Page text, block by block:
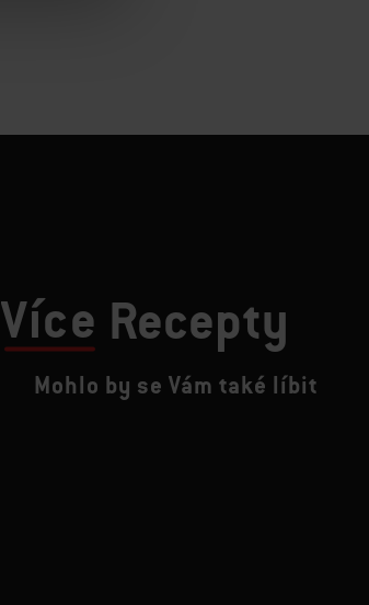
Více Recepty
Mohlo by se Vám také líbit